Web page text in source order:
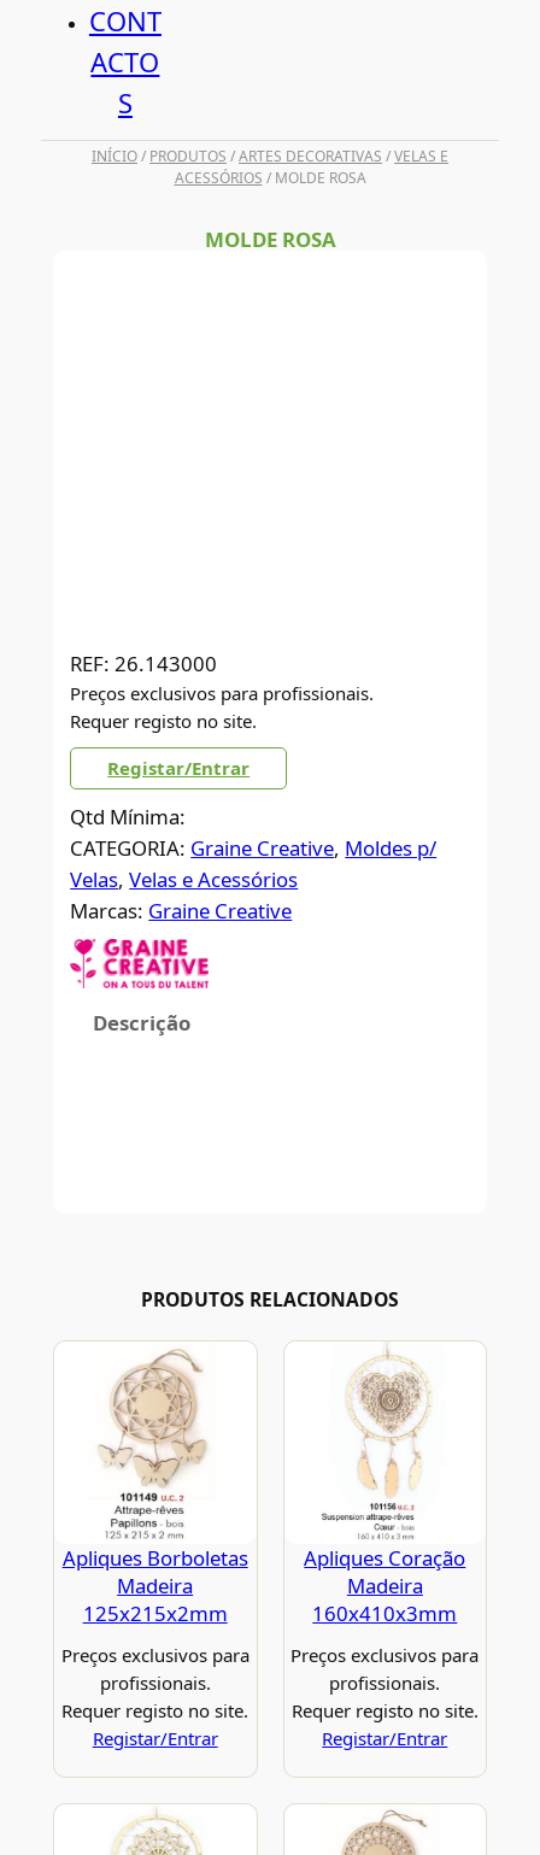
CONT
ACTO
S
INÍCIO/ PRODUTOS /ARTES DECORATIVAS /VELAS E
ACESSÓRIOS / MOLDE ROSA
MOLDE ROSA
REF: 26.143000
Preços exclusivos para profissionais.
Requer registo no site.
Registar/Entrar
Qtd Mínima:
CATEGORIA: Graine Creative, Moldes p/
Velas, Velas e Acessórios
Marcas: Graine Creative
Descrição
PRODUTOS RELACIONADOS
Apliques Borboletas
Madeira
125x215x2mm
Preços exclusivos para
profissionais.
Requer registo no site.
Registar/Entrar
Apliques Coração
Madeira
160x410x3mm
Preços exclusivos para
profissionais.
Requer registo no site.
Registar/Entrar